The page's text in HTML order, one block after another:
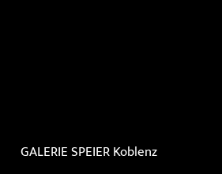
GALERIE SPEIERKoblenz